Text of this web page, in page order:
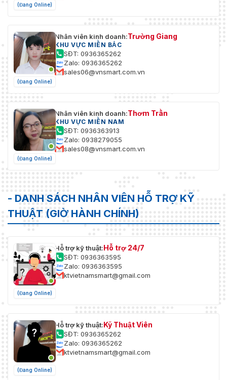
(Đang Online)
(Đang Online)
Nhân viên kinh doanh:Trường Giang
KHU VỰC MIỀN BẮC
SĐT: 0936365262
Zalo: 0936365262
sales06@vnsmart.com.vn
(Đang Online)
Nhân viên kinh doanh:Thơm Trần
KHU VỰC MIỀN NAM
SĐT: 0936363913
Zalo: 0938279055
sales08@vnsmart.com.vn
- DANH SÁCH NHÂN VIÊN HỖ TRỢ KỸ
THUẬT (GIỜ HÀNH CHÍNH)
(Đang Online)
Hỗ trợ kỹ thuật:Hỗ trợ 24/7
SĐT: 0936363595
Zalo: 0936363595
ktvietnamsmart@gmail.com
(Đang Online)
Hỗ trợ kỹ thuật:Kỹ Thuật Viên
SĐT: 0936365262
Zalo: 0936365262
ktvietnamsmart@gmail.com